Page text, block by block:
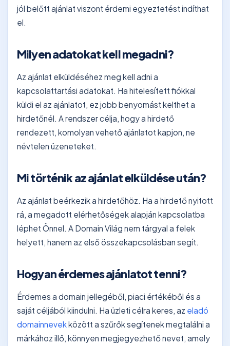
jól belőtt ajánlat viszont érdemi egyeztetést indíthat
el.
Milyen adatokat kell megadni?
Az ajánlat elküldéséhez meg kell adni a
kapcsolattartási adatokat. Ha hitelesített fiókkal
küldi el az ajánlatot, ez jobb benyomást kelthet a
hirdetőnél. A rendszer célja, hogy a hirdető
rendezett, komolyan vehető ajánlatot kapjon, ne
névtelen üzeneteket.
Mi történik az ajánlat elküldése után?
Az ajánlat beérkezik a hirdetőhöz. Ha a hirdető nyitott
rá, a megadott elérhetőségek alapján kapcsolatba
léphet Önnel. A Domain Világ nem tárgyal a felek
helyett, hanem az első összekapcsolásban segít.
Hogyan érdemes ajánlatot tenni?
Érdemes a domain jellegéből, piaci értékéből és a
saját céljából kiindulni. Ha üzleti célra keres, az eladó
domainnevekközött a szűrők segítenek megtalálni a
márkához illő, könnyen megjegyezhető nevet, amely